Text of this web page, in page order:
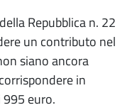
Repubblica n. 22
un contributo nel
siano ancora
in
euro.